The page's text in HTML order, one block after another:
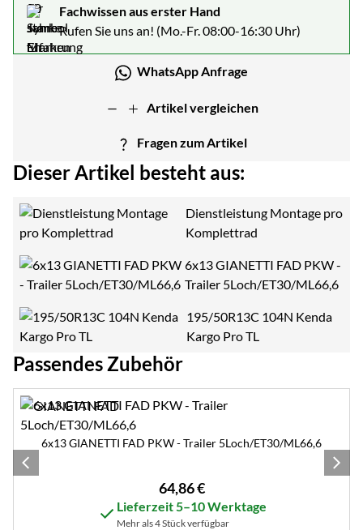
Fachwissen aus erster Hand
Rufen Sie uns an! (Mo.-Fr. 08:00-16:30 Uhr)
WhatsApp Anfrage
Artikel vergleichen
Fragen zum Artikel
Dieser Artikel besteht aus:
Dienstleistung Montage pro
Komplettrad
6x13 GIANETTI FAD PKW -
Trailer 5Loch/ET30/ML66,6
195/50R13C 104N Kenda
Kargo Pro TL
Passendes Zubehör
Zubehör überspringen
6x13 GIANETTI FAD PKW - Trailer 5Loch/ET30/ML66,6
64,86€
Lieferzeit 5–10 Werktage
Mehr als 4 Stück verfügbar